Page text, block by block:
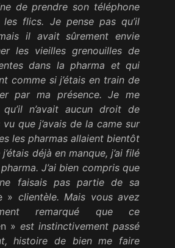
de prendre son téléphone
flics. Je pense pas qu’il
il avait sûrement envie
les vieilles grenouilles de
dans la pharma et qui
comme si j’étais en train de
par ma présence. Je me
n’avait aucun droit de
que j’avais de la came sur
les pharmas allaient bientôt
déjà en manque, j’ai filé
J’ai bien compris que
faisais pas partie de sa
» clientèle. Mais vous avez
remarqué que ce
» est instinctivement passé
histoire de bien me faire